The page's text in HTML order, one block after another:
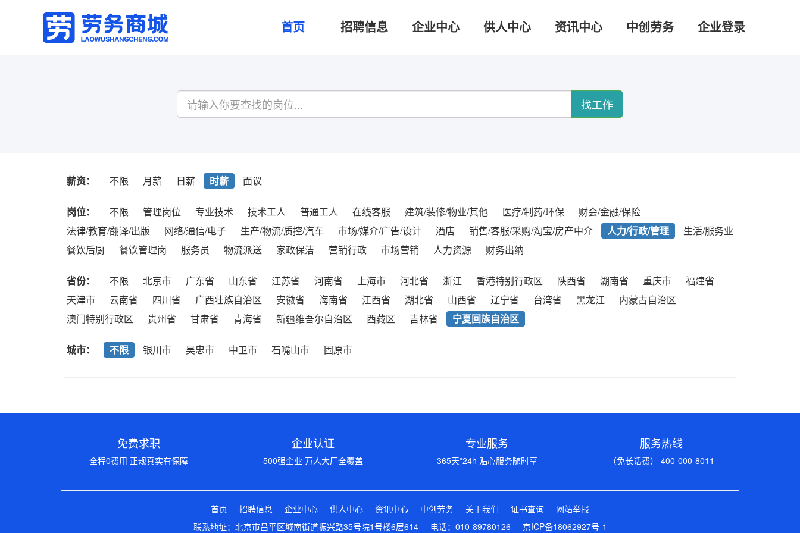
首页 招聘信息 企业中心 供人中心 资讯中心 中创劳务 企业登录
找工作
薪资： 不限 月薪 日薪 时薪 面议
岗位： 不限 管理岗位 专业技术 技术工人 普通工人 在线客服 建筑/装修/物业/其他 医疗/制药/环保
财会/金融/保险
法律/教育/翻译/出版
网络/通信/电子 生产/物流/质控/汽车 市场/媒介/广告/设计 酒店 销售/客服/采购/淘宝/房产中介 人力/行政/管理
生活/服务业
餐饮后厨
餐饮管理岗 服务员 物流派送 家政保洁 营销行政 市场营销 人力资源 财务出纳
省份： 不限 北京市 广东省 山东省 江苏省 河南省 上海市 河北省 浙江 香港特别行政区 陕西省 湖南省 重庆市
福建省
天津市
云南省 四川省 广西壮族自治区 安徽省 海南省 江西省 湖北省 山西省 辽宁省 台湾省 黑龙江
内蒙古自治区
澳门特别行政区
贵州省 甘肃省 青海省 新疆维吾尔自治区 西藏区 吉林省 宁夏回族自治区
城市： 不限 银川市 吴忠市 中卫市 石嘴山市 固原市
免费求职
全程0费用 正规真实有保障
企业认证
500强企业 万人大厂全覆盖
专业服务
365天*24h 贴心服务随时享
服务热线
（免长话费） 400-000-8011
首页 招聘信息 企业中心 供人中心 资讯中心 中创劳务 关于我们 证书查询
网站举报
联系地址：北京市昌平区城南街道振兴路35号院1号楼6层614 电话：010-89780126 京ICP备18062927号-1